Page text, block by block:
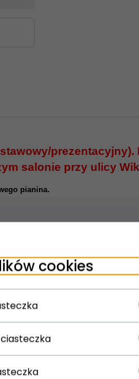
salonie przy ulicy
pianina.
cookies